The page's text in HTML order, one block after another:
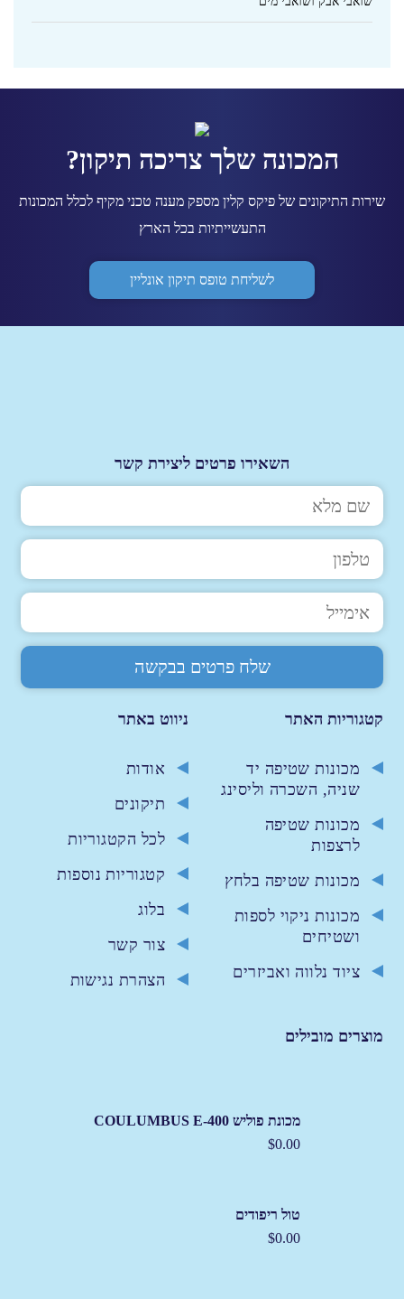
המכונה שלך צריכה תיקון?
שירות התיקונים של פיקס קלין מספק מענה טכני מקיף לכלל המכונות
התעשייתיות בכל הארץ
לשליחת טופס תיקון אונליין
ניווט באתר
אודות
תיקונים
לכל הקטגוריות
קטגוריות נוספות
בלוג
צור קשר
הצהרת נגישות
קטגוריות האתר
מכונות שטיפה יד
שניה, השכרה וליסינג
מכונות שטיפה
לרצפות
מכונות שטיפה בלחץ
מכונות ניקוי לספות
ושטיחים
ציוד נלווה ואביזרים
מוצרים מובילים
מכונת פוליש COULUMBUS E-400
$0.00
טול ריפודים
$0.00
השאירו פרטים ליצירת קשר